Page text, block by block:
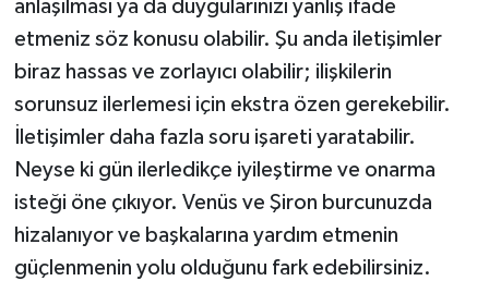
anlaşılması ya da duygularınızı yanlış ifade
etmeniz söz konusu olabilir. Şu anda iletişimler
biraz hassas ve zorlayıcı olabilir; ilişkilerin
sorunsuz ilerlemesi için ekstra özen gerekebilir.
İletişimler daha fazla soru işareti yaratabilir.
Neyse ki gün ilerledikçe iyileştirme ve onarma
isteği öne çıkıyor. Venüs ve Şiron burcunuzda
hizalanıyor ve başkalarına yardım etmenin
güçlenmenin yolu olduğunu fark edebilirsiniz.